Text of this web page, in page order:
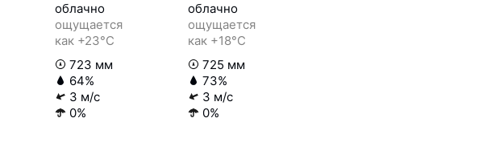
облачно
ощущается
как +23°C
723 мм
64%
3 м/с
0%
облачно
ощущается
как +18°C
725 мм
73%
3 м/с
0%